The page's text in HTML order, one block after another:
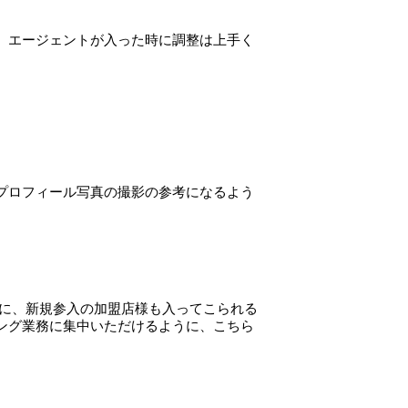
ージェントが入った時に調整は上手く
フィール写真の撮影の参考になるよう
、新規参入の加盟店様も入ってこられる
業務に集中いただけるように、こちら